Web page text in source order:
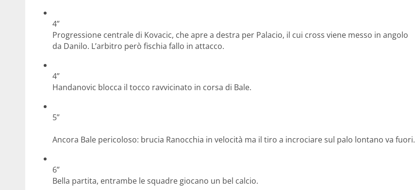
4”
Progressione centrale di Kovacic, che apre a destra per Palacio, il cui cross viene messo in angolo
da Danilo. L’arbitro però fischia fallo in attacco.
4”
Handanovic blocca il tocco ravvicinato in corsa di Bale.
5”
Ancora Bale pericoloso: brucia Ranocchia in velocità ma il tiro a incrociare sul palo lontano va fuori.
6”
Bella partita, entrambe le squadre giocano un bel calcio.